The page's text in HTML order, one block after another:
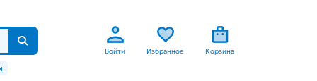
Войти Избранное Корзина